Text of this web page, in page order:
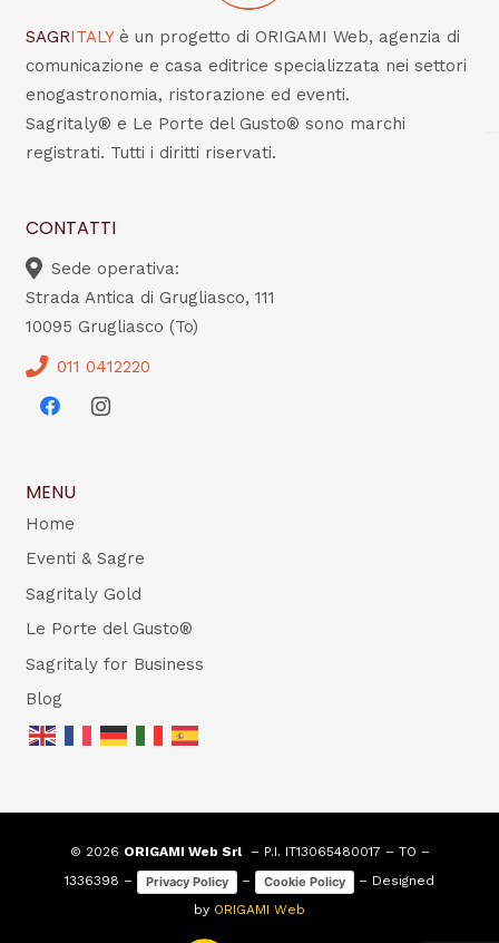
SAGRITALY è un progetto di ORIGAMI Web, agenzia di
comunicazione e casa editrice specializzata nei settori
enogastronomia, ristorazione ed eventi.
Sagritaly® e Le Porte del Gusto® sono marchi
registrati. Tutti i diritti riservati.
CONTATTI
Sede operativa:
Strada Antica di Grugliasco, 111
10095 Grugliasco (To)
011 0412220
MENU
Home
Eventi & Sagre
Sagritaly Gold
Le Porte del Gusto®
Sagritaly for Business
Blog
© 2026 ORIGAMI Web Srl– P.I. IT13065480017 – TO –
1336398 –
Privacy Policy – Cookie Policy
– Designed
by ORIGAMI Web